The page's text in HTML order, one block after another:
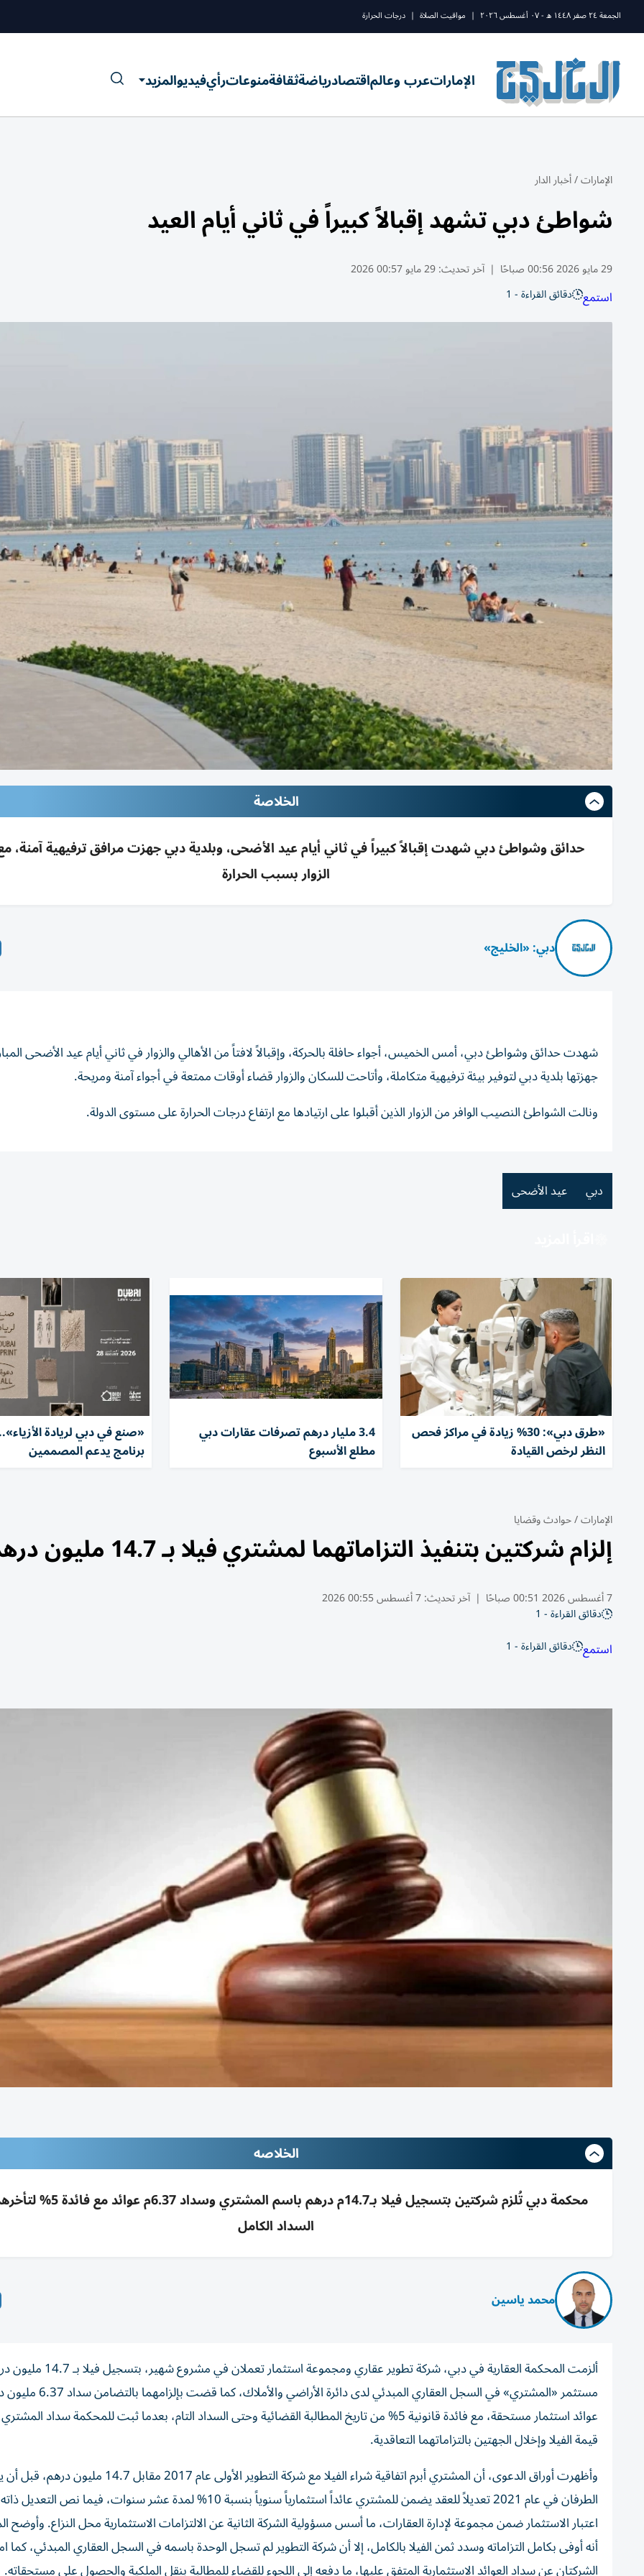
الجمعة ٢٤ صفر ١٤٤٨ ه - ٠٧ أغسطس ٢٠٢٦ | مواقيت الصلاة | درجات الحرارة
الإماراتعرب وعالماقتصادرياضةثقافةمنوعاترأيفيديوالمزيد
الإمارات/أخبار الدار
شواطئ دبي تشهد إقبالاً كبيراً في ثاني أيام العيد
29 مايو 2026 00:56 صباحًا | آخر تحديث:29 مايو 00:57 2026
استمع دقائق القراءة - 1
الخلاصة
حدائق وشواطئ دبي شهدت إقبالاً كبيراً في ثاني أيام عيد الأضحى، وبلدية دبي جهزت مرافق ترفيهية آمنة،
الزوار بسبب الحرارة
دبي: «الخليج»
شهدت حدائق وشواطئ دبي، أمس الخميس، أجواء حافلة بالحركة، وإقبالاً لافتاً من الأهالي والزوار في ثاني أيام عيد الأضحى
جهزتها بلدية دبي لتوفير بيئة ترفيهية متكاملة، وأتاحت للسكان والزوار قضاء أوقات ممتعة في أجواء آمنة ومريحة.
ونالت الشواطئ النصيب الوافر من الزوار الذين أقبلوا على ارتيادها مع ارتفاع درجات الحرارة على مستوى الدولة.
دبي عيد الأضحى
«طرق دبي»: 30% زيادة في مراكز فحص
النظر لرخص القيادة
3.4 مليار درهم تصرفات عقارات دبي
مطلع الأسبوع
«صنع في دبي لريادة
برنامج يدعم المصممين
الإمارات/حوادث وقضايا
إلزام شركتين بتنفيذ التزاماتهما لمشتري فيلا بـ 14.7 مليون درهم
7 أغسطس 2026 00:51 صباحًا | آخر تحديث:7 أغسطس 00:55 2026
دقائق القراءة - 1
استمع دقائق القراءة - 1
الخلاصه
محكمة دبي تُلزم شركتين بتسجيل فيلا بـ14.7م درهم باسم
السداد الكامل
محمد ياسين
ألزمت المحكمة العقارية في دبي، شركة تطوير عقاري
مستثمر «المشتري» في السجل العقاري المبدئي
عوائد استثمار مستحقة، مع فائدة قانونية 5% من تاريخ المطالبة القضائية وحتى السداد التام، بعدما ثبت للمحكمة سداد
قيمة الفيلا وإخلال الجهتين بالتزاماتهما التعاقدية.
وأظهرت أوراق الدعوى، أن المشتري أبرم اتفاقية شراء الفيلا مع شركة التطوير الأولى عام 2017 مقابل
الطرفان في عام 2021 تعديلاً للعقد يضمن للمشتري عائداً استثمارياً سنوياً بنسبة 10% لمدة عشر سنوات، فيما نص
اعتبار الاستثمار ضمن مجموعة لإدارة العقارات، ما أسس مسؤولية الشركة الثانية عن الالتزامات الاستثمارية محل النزاع. وأوضح
أنه أوفى بكامل التزاماته وسدد ثمن الفيلا بالكامل، إلا أن شركة التطوير لم تسجل الوحدة باسمه في السجل العقاري المبدئي،